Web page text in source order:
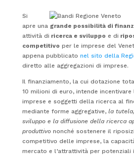
Si
apre una grande possibilità di
attività di ricerca e sviluppo e di
competitivo per le imprese del
appena pubblicato nel sito della
diretto alle aggregazioni di imprese.
Il finanziamento, la cui dotazione
10 milioni di euro, intende
imprese e soggetti della ricerca al
mediante forme aggregative, la
sviluppo e la diffusione della ricerca
produttivononché sostenere il
competitivo delle imprese, la
mercato e l’attrattività per potenziali